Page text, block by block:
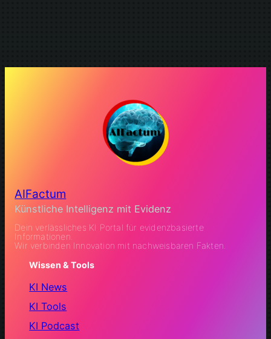
AIFactum
Künstliche Intelligenz mit Evidenz
Dein verlässliches KI Portal für evidenzbasierte
Informationen.
Wir verbinden Innovation mit nachweisbaren Fakten.
Wissen & Tools
KI News
KI Tools
KI Podcast